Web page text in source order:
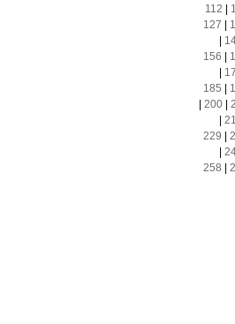
112
127
156
185
200|
229
258